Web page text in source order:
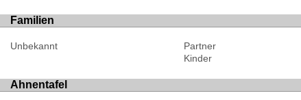
Familien
Unbekannt
Partner
Kinder
Ahnentafel